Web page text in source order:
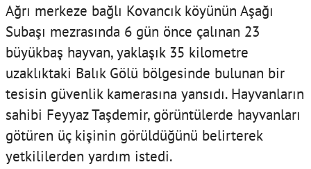
Ağrı merkeze bağlı Kovancık köyünün Aşağı
Subaşı mezrasında 6 gün önce çalınan 23
büyükbaş hayvan, yaklaşık 35 kilometre
uzaklıktaki Balık Gölü bölgesinde bulunan bir
tesisin güvenlik kamerasına yansıdı. Hayvanların
sahibi Feyyaz Taşdemir, görüntülerde hayvanları
götüren üç kişinin görüldüğünü belirterek
yetkililerden yardım istedi.